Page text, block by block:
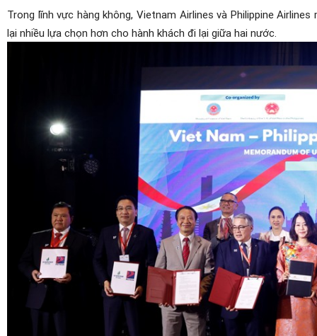
Trong lĩnh vực hàng không, Vietnam Airlines và Philippine
lại nhiều lựa chọn hơn cho hành khách đi lại giữa hai nước.